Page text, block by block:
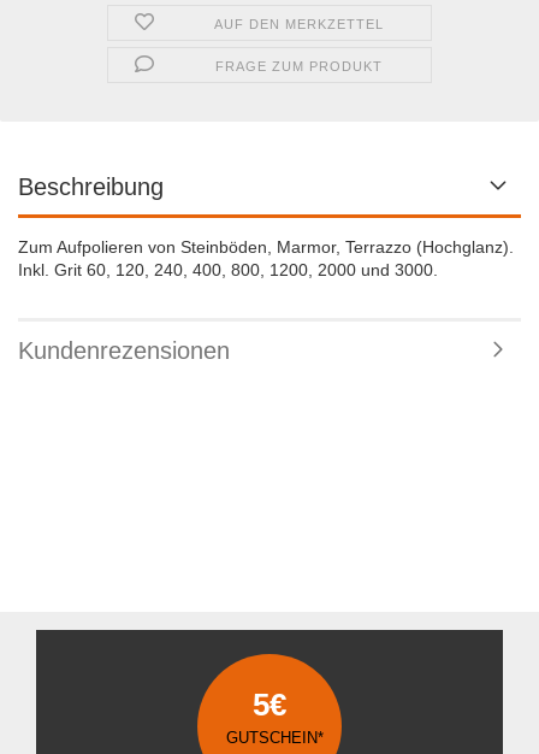
AUF DEN MERKZETTEL
FRAGE ZUM PRODUKT
Beschreibung
Zum Aufpolieren von Steinböden, Marmor, Terrazzo (Hochglanz).
Inkl. Grit 60, 120, 240, 400, 800, 1200, 2000 und 3000.
Kundenrezensionen
5€
GUTSCHEIN*